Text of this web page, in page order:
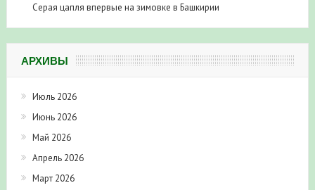
Серая цапля впервые на зимовке в Башкирии
АРХИВЫ
Июль 2026
Июнь 2026
Май 2026
Апрель 2026
Март 2026